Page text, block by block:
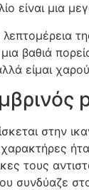
είναι μια
βαθιά
είμαι
στην
τους
συνδύαζε